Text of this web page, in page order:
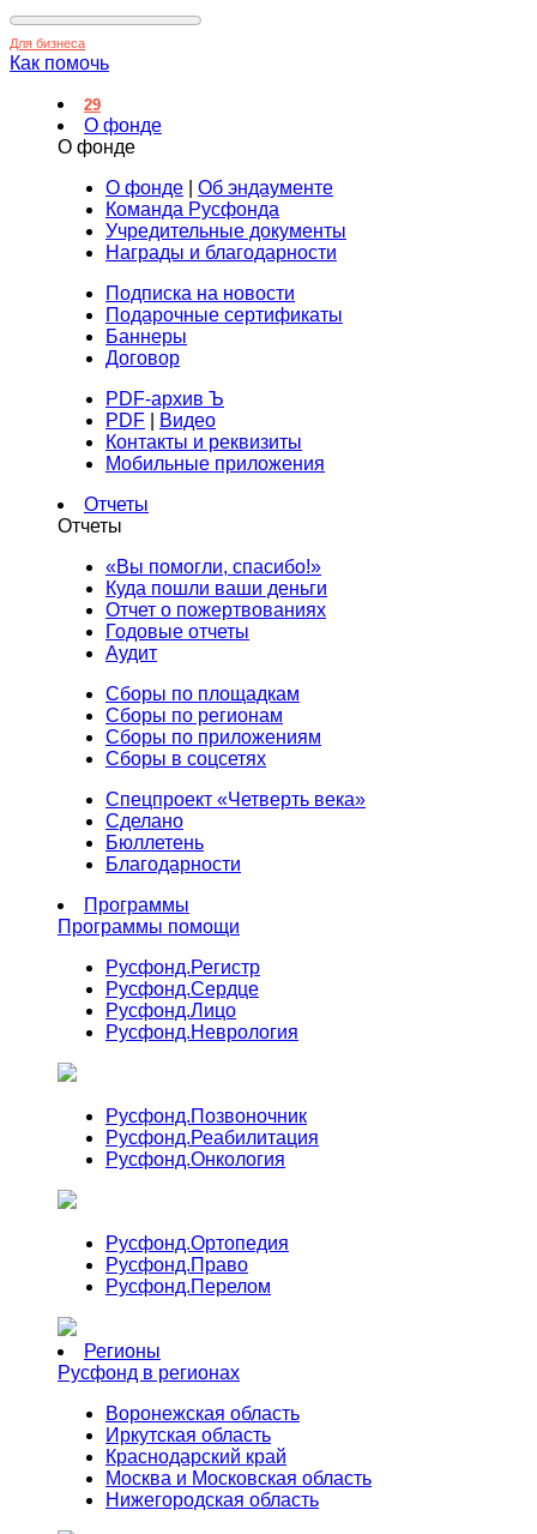
Для бизнеса
Как помочь
29
О фонде
О фонде
О фонде
Об эндаументе
Команда Русфонда
Учредительные документы
Награды и благодарности
Подписка на новости
Подарочные сертификаты
Баннеры
Договор
PDF-архив Ъ
PDF
Видео
Контакты и реквизиты
Мобильные приложения
Отчеты
Отчеты
«Вы помогли, спасибо!»
Куда пошли ваши деньги
Отчет о пожертвованиях
Годовые отчеты
Аудит
Сборы по площадкам
Сборы по регионам
Сборы по приложениям
Сборы в соцсетях
Спецпроект «Четверть века»
Сделано
Бюллетень
Благодарности
Программы
Программы помощи
Русфонд.Регистр
Русфонд.Сердце
Русфонд.Лицо
Русфонд.Неврология
Русфонд.Позвоночник
Русфонд.Реабилитация
Русфонд.Онкология
Русфонд.Ортопедия
Русфонд.Право
Русфонд.Перелом
Регионы
Русфонд в регионах
Воронежская область
Иркутская область
Краснодарский край
Москва и Московская область
Нижегородская область